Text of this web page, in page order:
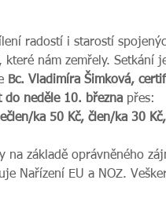
radostí i starostí
nám zemřely. Setkání
Bc. Vladimíra Šimková,
do neděle 10. března přes:
ka 50 Kč, člen/ka 30
na základě oprávněného
Nařízení EU a NOZ.